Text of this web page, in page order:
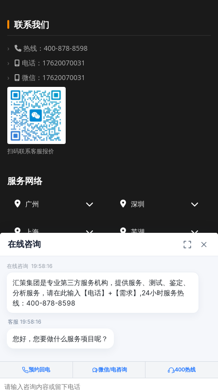
联系我们
热线：400-878-8598
电话：17620070031
微信：17620070031
扫码联系客服报价
服务网络
广州 深圳
上海 芜湖
北京 武汉
友情链接
广州海沣检测 汇策可靠性检测
© 2026 深圳汇策众创空间管理有限公司 & 广州海沣检测认证有限公司
版权所有 |
在线咨询
在线咨询 19:58:16
汇策集团是专业第三方服务机构，提供服务、测试、鉴定、
分析服务，请在此输入【电话】+【需求】,24小时服务热
线：400-878-8598
客服 19:58:16
您好，您要做什么服务项目呢？
预约回电 微信/电咨询 400热线